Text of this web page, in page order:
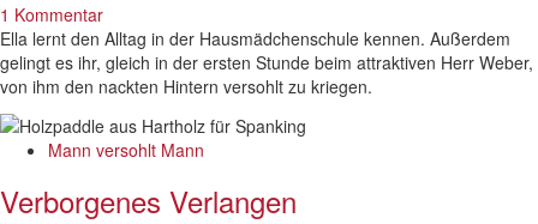
1 Kommentar
Ella lernt den Alltag in der Hausmädchenschule kennen. Außerdem
gelingt es ihr, gleich in der ersten Stunde beim attraktiven Herr Weber,
von ihm den nackten Hintern versohlt zu kriegen.
Mann versohlt Mann
Verborgenes Verlangen